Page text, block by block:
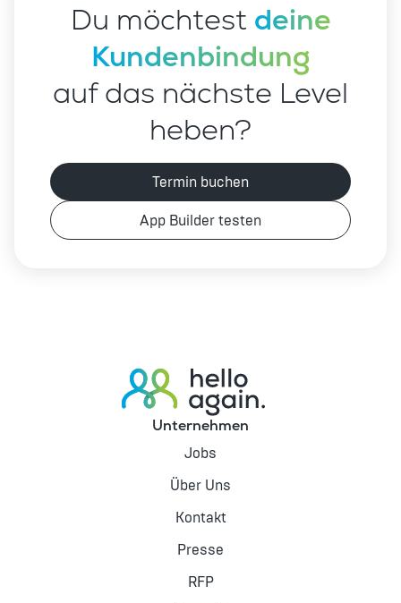
Du möchtest deine
Kundenbindung
auf das nächste Level
heben?
Termin buchen
App Builder testen
Unternehmen
Jobs
Über Uns
Kontakt
Presse
RFP